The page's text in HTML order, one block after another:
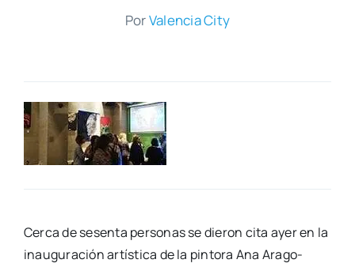
PorValen­cia City
Cer­ca de sesen­ta per­so­nas se die­ron cita ayer en la
inau­gu­ra­ción artís­ti­ca de la pin­to­ra Ana Ara­go­